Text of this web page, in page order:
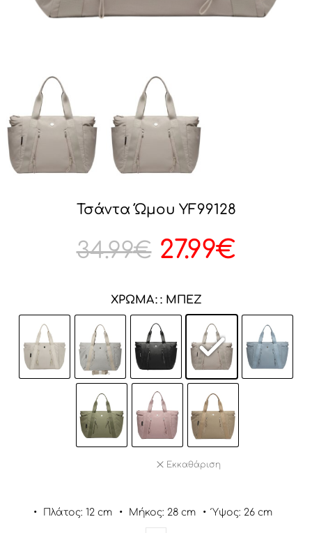
Τσάντα Ώμου YF99128
34.99€ 27.99€
ΧΡΏΜΑ : ΜΠΈΖ
Εκκαθάριση
• Πλάτος: 12 cm • Μήκος: 28 cm • Ύψος: 26 cm